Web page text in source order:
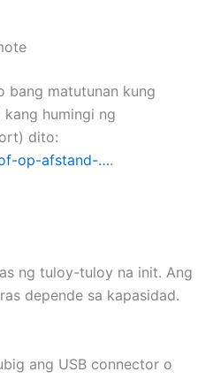
bang matutunan kung
humingi ng
dito:
op-afstand-….
ng tuloy-tuloy na init. Ang
depende sa kapasidad.
ang USB connector o